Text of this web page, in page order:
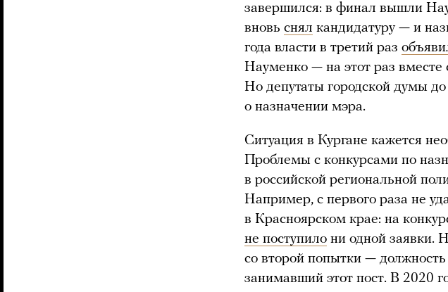
завершился: в финал вышли
вновь снял кандидатуру — и
года власти в третий раз
Науменко — на этот раз
Но депутаты городской думы
о назначении мэра.
Ситуация в Кургане кажется
Проблемы с конкурсами по
в российской региональной
Например, с первого раза не
в Красноярском крае: на
не поступило ни одной заявки.
со второй попытки — должность
занимавший этот пост. В 2020